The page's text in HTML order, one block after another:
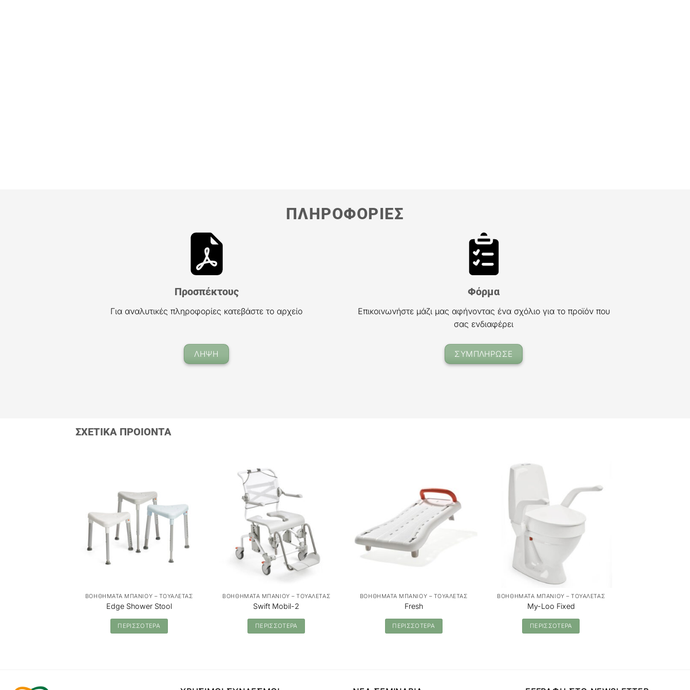
ΠΛΗΡΟΦΟΡΙΕΣ
Προσπέκτους
Για αναλυτικές πληροφορίες κατεβάστε το αρχείο
ΛΗΨΗ
Φόρμα
Επικοινωνήστε μάζι μας αφήνοντας ένα σχόλιο για το προϊόν που
σας ενδιαφέρει
ΣΥΜΠΛΗΡΩΣΕ
ΣΧΕΤΙΚΑ ΠΡΟΙΟΝΤΑ
ΒΟΗΘΗΜΑΤΑ ΜΠΑΝΙΟΥ – ΤΟΥΑΛΕΤΑΣ
Edge Shower Stool
ΠΕΡΙΣΣΟΤΕΡΑ
ΒΟΗΘΗΜΑΤΑ ΜΠΑΝΙΟΥ – ΤΟΥΑΛΕΤΑΣ
Swift Mobil-2
ΠΕΡΙΣΣΟΤΕΡΑ
ΒΟΗΘΗΜΑΤΑ ΜΠΑΝΙΟΥ – ΤΟΥΑΛΕΤΑΣ
Fresh
ΠΕΡΙΣΣΟΤΕΡΑ
ΒΟΗΘΗΜΑΤΑ ΜΠΑΝΙΟΥ – ΤΟΥΑΛΕΤΑΣ
My-Loo Fixed
ΠΕΡΙΣΣΟΤΕΡΑ